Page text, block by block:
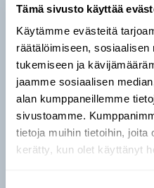
Tämä sivusto käyttää
Käytämme evästeitä
räätälöimiseen,
tukemiseen ja
jaamme sosiaalisen
alan kumppaneillemme
sivustoamme.
tietoja muihin tietoihin, joita
kerätty, kun olet käyttänyt
Mille lajeille:Tiaiset
rasvojen
seassa on pähkinää
myös muun muassa
pyrstötiaiselle, joka
ruokintavieraana.
Tarjoilu:
myydään